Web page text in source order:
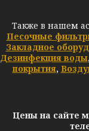
Также в нашем
Песочные
Закладное
Дезинфекция воды
покрытия,
Цены на сайте